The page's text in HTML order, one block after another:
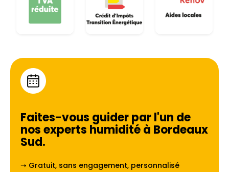
Faites-vous guider par l'un de
nos experts humidité à Bordeaux
Sud.
➝ Gratuit, sans engagement, personnalisé